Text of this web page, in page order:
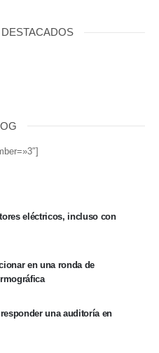
eléctricos, incluso con
en una ronda de
una auditoría en